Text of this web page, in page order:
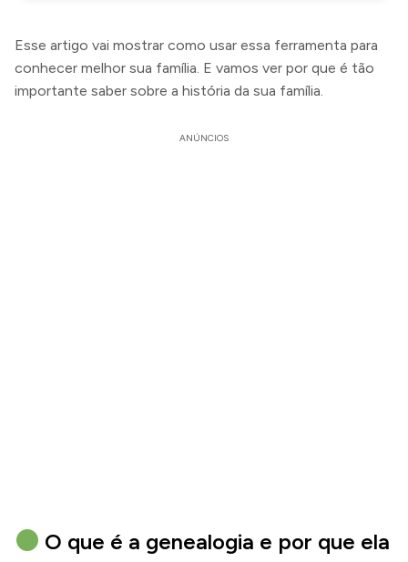
Esse artigo vai mostrar como usar essa ferramenta para
conhecer melhor sua família. E vamos ver por que é tão
importante saber sobre a história da sua família.
ANÚNCIOS
O que é a genealogia e por que ela